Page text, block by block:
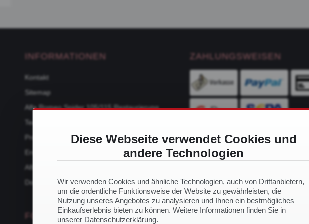
INFORMATIONEN
Kontakt
Sitemap
Alfa Romeo Spider 105/115 Restaurierung
Team
Produktkataloge
Ersatzteile nach Modell
Alfa Romeo 105 Ersatzteile
Downloads
FOLGE UNS
ZAHLUNGSWEISEN
VERSANDDIENSTLEISTER
Diese Webseite verwendet Cookies und
andere Technologien
Wir verwenden Cookies und ähnliche Technologien, auch von Drittanbietern,
um die ordentliche Funktionsweise der Website zu gewährleisten, die
Nutzung unseres Angebotes zu analysieren und Ihnen ein bestmögliches
Einkaufserlebnis bieten zu können. Weitere Informationen finden Sie in
unserer Datenschutzerklärung.